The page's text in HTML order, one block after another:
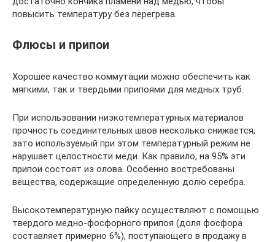
повысить температуру без перегрева.
Флюсы и припои
Хорошее качество коммутации можно обеспечить как
мягкими, так и твердыми припоями для медных труб.
При использовании низкотемпературных материалов
прочность соединительных швов несколько снижается,
зато используемый при этом температурный режим не
нарушает целостности меди. Как правило, на 95% эти
припои состоят из олова. Особенно востребованы
вещества, содержащие определенную долю серебра.
Высокотемпературную пайку осуществляют с помощью
твердого медно-фосфорного припоя (доля фосфора
составляет примерно 6%), поступающего в продажу в